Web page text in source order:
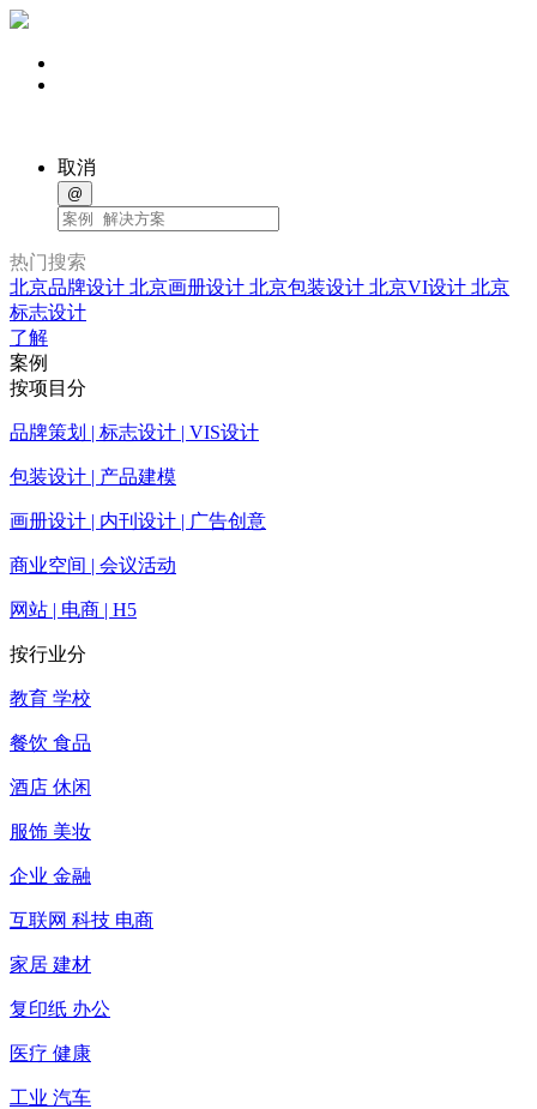
取消
@
热门搜索
北京品牌设计 北京画册设计 北京包装设计 北京VI设计 北京
标志设计
了解
案例
按项目分
品牌策划 | 标志设计 | VIS设计
包装设计 | 产品建模
画册设计 | 内刊设计 | 广告创意
商业空间 | 会议活动
网站 | 电商 | H5
按行业分
教育 学校
餐饮 食品
酒店 休闲
服饰 美妆
企业 金融
互联网 科技 电商
家居 建材
复印纸 办公
医疗 健康
工业 汽车